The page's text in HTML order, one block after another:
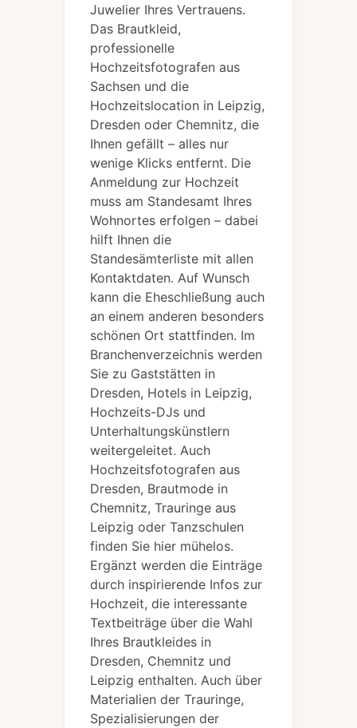
Juwelier Ihres Vertrauens.
Das Brautkleid,
professionelle
Hochzeitsfotografen aus
Sachsen und die
Hochzeitslocation in Leipzig,
Dresden oder Chemnitz, die
Ihnen gefällt – alles nur
wenige Klicks entfernt. Die
Anmeldung zur Hochzeit
muss am Standesamt Ihres
Wohnortes erfolgen – dabei
hilft Ihnen die
Standesämterliste mit allen
Kontaktdaten. Auf Wunsch
kann die Eheschließung auch
an einem anderen besonders
schönen Ort stattfinden. Im
Branchenverzeichnis werden
Sie zu Gaststätten in
Dresden, Hotels in Leipzig,
Hochzeits-DJs und
Unterhaltungskünstlern
weitergeleitet. Auch
Hochzeitsfotografen aus
Dresden, Brautmode in
Chemnitz, Trauringe aus
Leipzig oder Tanzschulen
finden Sie hier mühelos.
Ergänzt werden die Einträge
durch inspirierende Infos zur
Hochzeit, die interessante
Textbeiträge über die Wahl
Ihres Brautkleides in
Dresden, Chemnitz und
Leipzig enthalten. Auch über
Materialien der Trauringe,
Spezialisierungen der